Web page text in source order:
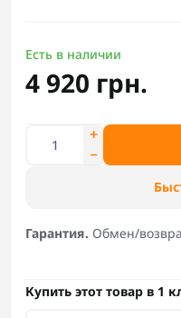
Есть в наличии
4 920 грн.
Гарантия. Обмен/
Купить этот товар в 1